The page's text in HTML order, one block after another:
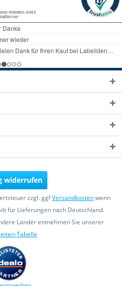
widerrufen
zzgl. ggfVersandkostenwenn
für Lieferungen nach Deutschland.
Länder entnehmen Sie unserer
Tabelle